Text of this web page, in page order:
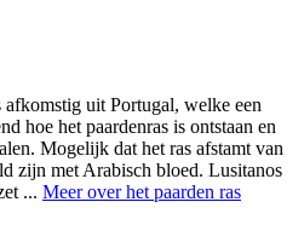
afkomstig uit Portugal, welke een
hoe het paardenras is ontstaan en
Mogelijk dat het ras afstamt van
zijn met Arabisch bloed. Lusitanos
... Meer over het paarden ras